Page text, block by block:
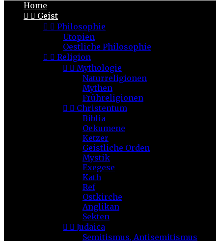
Home
  Geist
  Philosophie
Utopien
Oestliche Philosophie
  Religion
  Mythologie
Naturreligionen
Mythen
Frühreligionen
  Christentum
Biblia
Oekumene
Ketzer
Geistliche Orden
Mystik
Exegese
Kath
Ref
Ostkirche
Anglikan
Sekten
  Judaica
Semitismus, Antisemitismus